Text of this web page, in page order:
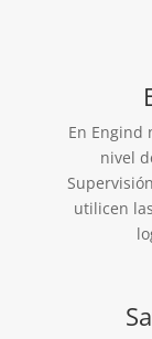
En Engind
nivel
utilicen